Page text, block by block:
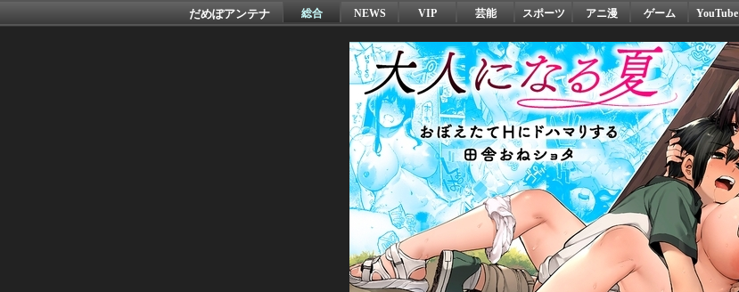
だめぽアンテナ 総合 NEWS VIP 芸能 スポーツ アニ漫 ゲーム YouTube